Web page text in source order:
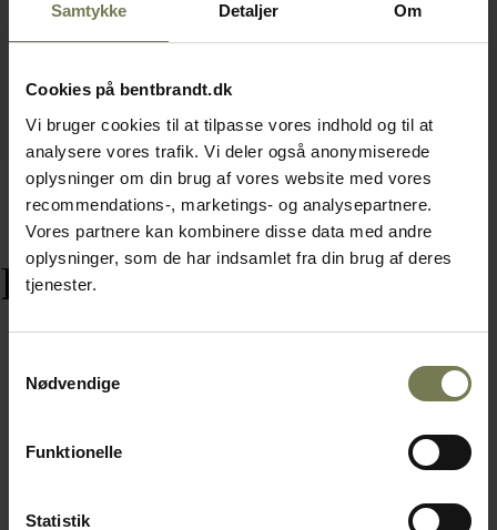
Samtykke Detaljer Om
Cookies på bentbrandt.dk
Vi bruger cookies til at tilpasse vores indhold og til at
analysere vores trafik. Vi deler også anonymiserede
oplysninger om din brug af vores website med vores
recommendations-, marketings- og analysepartnere.
Vores partnere kan kombinere disse data med andre
oplysninger, som de har indsamlet fra din brug af deres
tjenester.
Nødvendige
Funktionelle
Statistik
Relaterede varer